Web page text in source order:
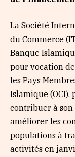
La Société
du Commerce
Banque
pour vocation
les Pays
Islamique
contribuer à
améliorer les
populations à
activités en